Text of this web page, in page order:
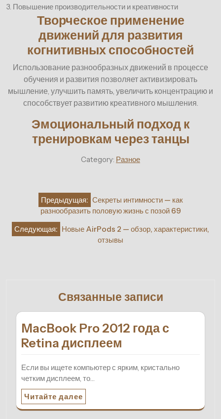
3. Повышение производительности и креативности
Творческое применение
движений для развития
когнитивных способностей
Использование разнообразных движений в процессе
обучения и развития позволяет активизировать
мышление, улучшить память, увеличить концентрацию и
способствует развитию креативного мышления.
Эмоциональный подход к
тренировкам через танцы
Category: Разное
Навигация
записям
Предыдущая: Секреты интимности — как
разнообразить половую жизнь с позой 69
Следующая: Новые AirPods 2 — обзор, характеристики,
отзывы
Связанные записи
MacBook Pro 2012 года с
Retina дисплеем
Если вы ищете компьютер с ярким, кристально
четким дисплеем, то…
Читайте далее